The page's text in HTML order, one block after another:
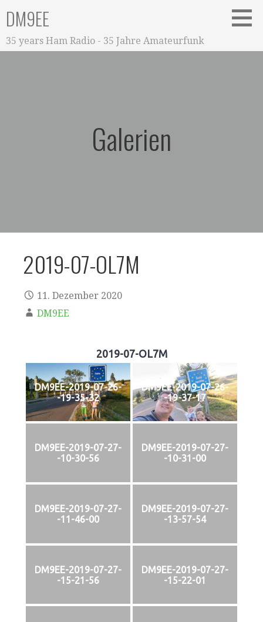
Inhalt
springen
DM9EE
35 years Ham Radio - 35 Jahre Amateurfunk
Galerien
2019-07-OL7M
11. Dezember 2020
DM9EE
2019-07-OL7M
DM9EE-2019-07-26-
-19-35-32
DM9EE-2019-07-26-
-19-37-17
DM9EE-2019-07-27-
-10-30-56
DM9EE-2019-07-27-
-10-31-00
DM9EE-2019-07-27-
-11-46-00
DM9EE-2019-07-27-
-13-57-54
DM9EE-2019-07-27-
-15-21-56
DM9EE-2019-07-27-
-15-22-01